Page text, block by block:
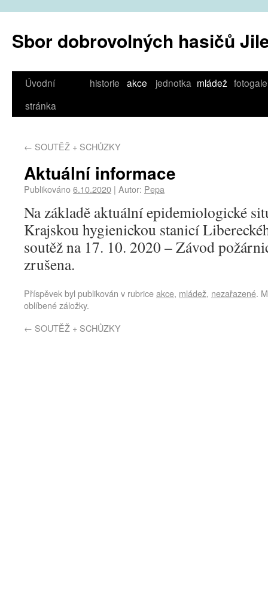
Sbor dobrovolných hasičů
Úvodní
stránka
historie akce jednotka mládež
← SOUTĚŽ + SCHŮZKY
Aktuální informace
Publikováno6.10.2020 | Autor: Pepa
Na základě aktuální epidemiologické
Krajskou hygienickou stanicí
soutěž na 17. 10. 2020 – Závod
zrušena.
Příspěvek byl publikován v rubriceakce, mládež, nezařazené.
oblíbené záložky.
← SOUTĚŽ + SCHŮZKY